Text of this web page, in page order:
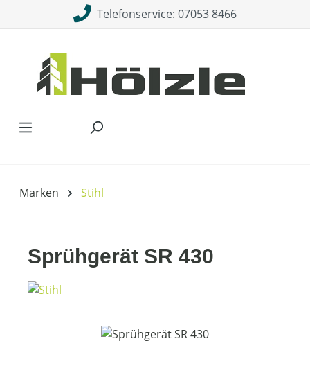
Zum Hauptinhalt springenTelefonservice: 07053 8466
Marken Stihl
Sprühgerät SR 430
Bildergalerie überspringen